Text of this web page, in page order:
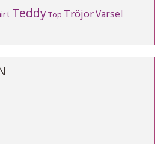
TeddyTop TröjorVarsel